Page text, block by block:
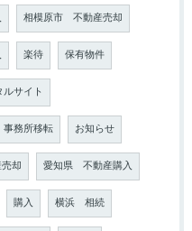
相模原市 不動産売却
楽待 保有物件
サイト
事務所移転 お知らせ
却 愛知県 不動産購入
購入 横浜 相続